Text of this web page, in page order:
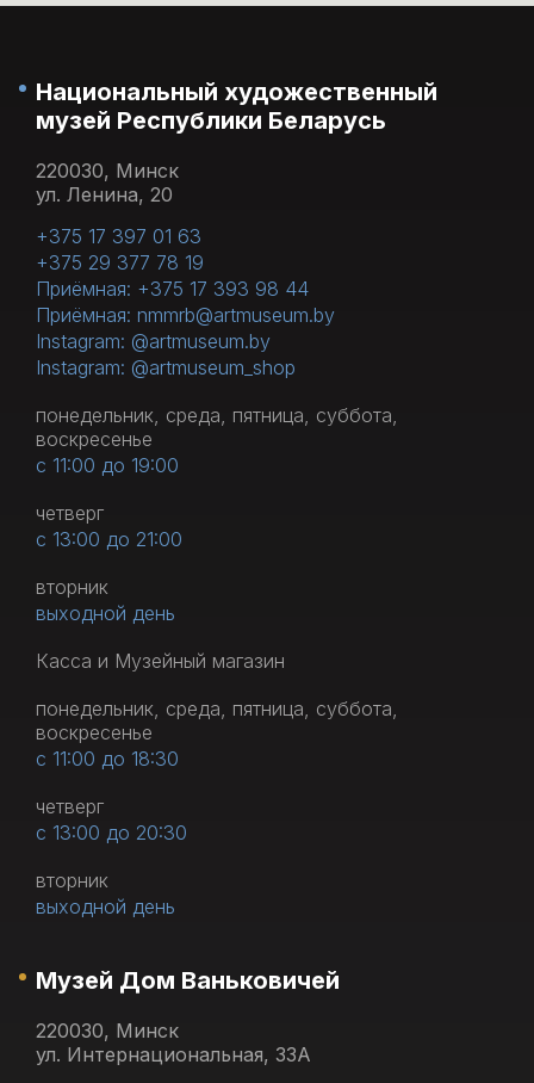
Национальный художественный
музей Республики Беларусь
220030, Минск
ул. Ленина, 20
+375 17 397 01 63
+375 29 377 78 19
Приёмная: +375 17 393 98 44
Приёмная: nmmrb@artmuseum.by
Instagram: @artmuseum.by
Instagram: @artmuseum_shop
понедельник, среда, пятница, суббота,
воскресенье
с 11:00 до 19:00
четверг
с 13:00 до 21:00
вторник
выходной день
Касса и Музейный магазин
понедельник, среда, пятница, суббота,
воскресенье
с 11:00 до 18:30
четверг
с 13:00 до 20:30
вторник
выходной день
Музей Дом Ваньковичей
220030, Минск
ул. Интернациональная, 33А